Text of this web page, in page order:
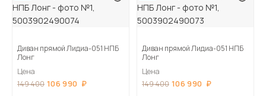
Диван прямой Лидиа-051 НПБ
Лонг
Цена
149 400 106 990
Диван прямой Лидиа-051 НПБ
Лонг
Цена
149 400 106 990